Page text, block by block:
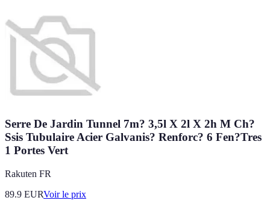
Serre De Jardin Tunnel 7m? 3,5l X 2l X 2h M Ch?
Ssis Tubulaire Acier Galvanis? Renforc? 6 Fen?Tres
1 Portes Vert
Rakuten FR
89.9 EURVoir le prix